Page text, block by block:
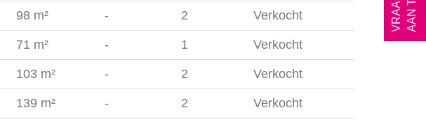
98 m² - 2 Verkocht
71 m² - 1 Verkocht
103 m² - 2 Verkocht
139 m² - 2 Verkocht